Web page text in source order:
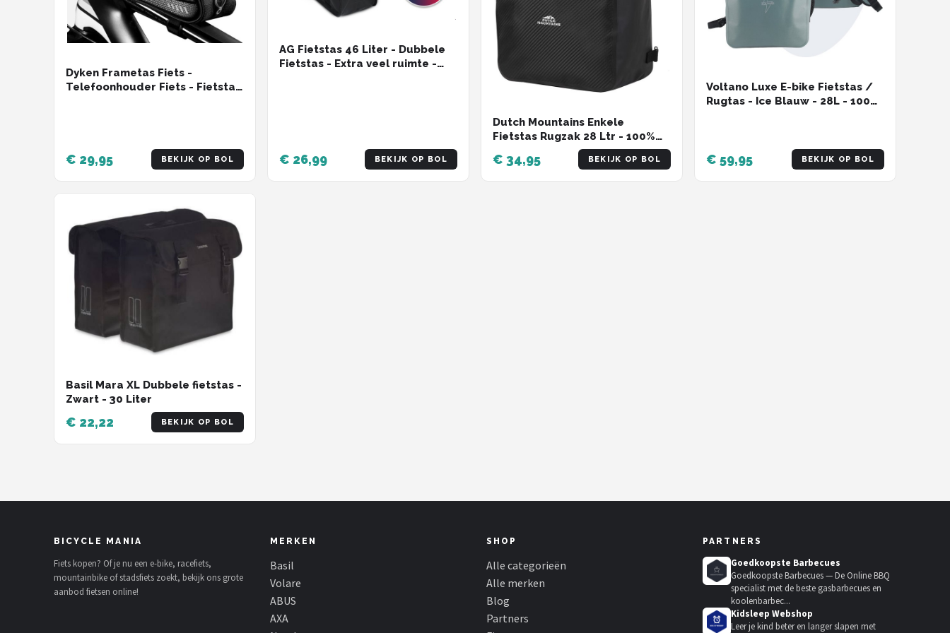
Dyken Frametas Fiets -
Telefoonhouder Fiets - Fietstas
€ 29,95 BEKIJK OP BOL
AG Fietstas 46 Liter - Dubbele
Fietstas - Extra veel ruimte -
€ 26,99 BEKIJK OP BOL
Dutch Mountains Enkele
Fietstas Rugzak 28 Ltr - 100%
Waterdicht - Fietstas,
Schoudertas en Rugtas in 1 -
Zwart
€ 34,95 BEKIJK OP BOL
Voltano Luxe E-bike Fietstas /
Rugtas - Ice Blauw - 28L - 100%
€ 59,95 BEKIJK OP BOL
Basil Mara XL Dubbele fietstas -
Zwart - 30 Liter
€ 22,22 BEKIJK OP BOL
BICYCLE MANIA
Fiets kopen? Of je nu een e-bike, racefiets,
mountainbike of stadsfiets zoekt, bekijk ons grote
aanbod fietsen online!
MERKEN
Basil
Volare
ABUS
AXA
SHOP
Alle categorieën
Alle merken
Blog
Partners
PARTNERS
Goedkoopste Barbecues
Goedkoopste Barbecues — De Online BBQ
specialist met de beste gasbarbecues en
koolenbarbec...
Kidsleep Webshop
Leer je kind beter en langer slapen met